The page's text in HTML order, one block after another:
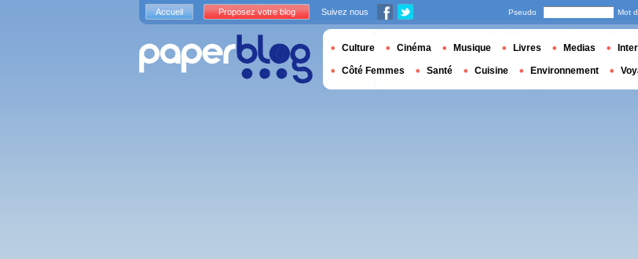
Accueil Proposez votre blog Suivez nous Pseudo Mot
Culture Cinéma Musique Livres Medias
Côté Femmes Santé Cuisine Environnement